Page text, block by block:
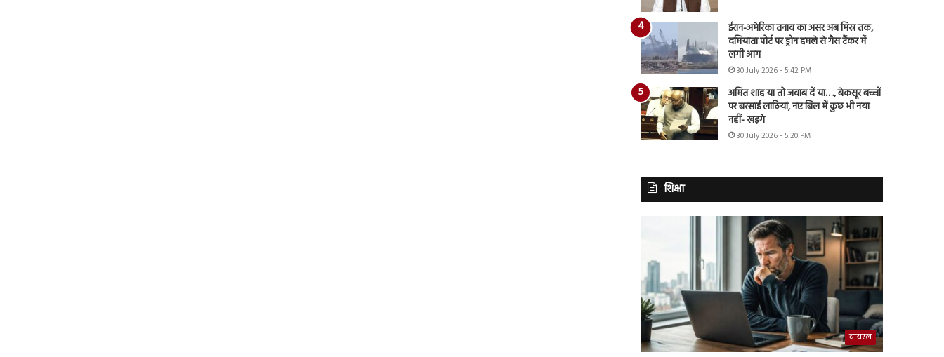
ईरान-अमेरिका तनाव का असर अब मिस्र तक,
दमियाता पोर्ट पर ड्रोन हमले से गैस टैंकर में
लगी आग
30 July 2026 - 5:42 PM
अमित शाह या तो जवाब दें या…., बेकसूर बच्चों
पर बरसाई लाठियां, नए बिल में कुछ भी नया
नहीं- खड़गे
30 July 2026 - 5:20 PM
शिक्षा
वायरल